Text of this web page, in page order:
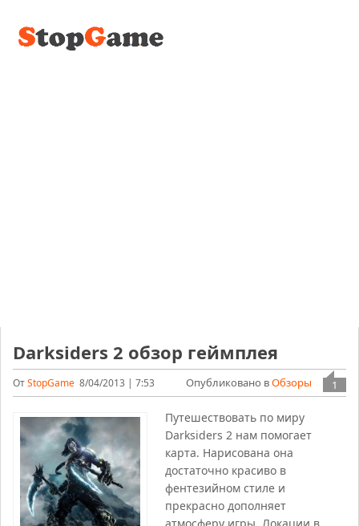
Darksiders 2 обзор геймплея
ОтStopGame 8/04/2013 | 7:53 1
Опубликовано вОбзоры
Путешествовать по миру
Darksiders 2 нам помогает
карта. Нарисована она
достаточно красиво в
фентезийном стиле и
прекрасно дополняет